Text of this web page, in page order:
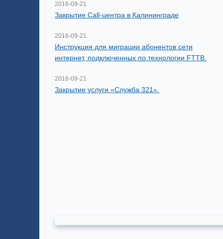
2016-09-21
Закрытие Call-центра в Калининграде
2016-09-21
Инструкция для миграции абонентов сети
интернет, подключенных по технологии FTTB.
2016-09-21
Закрытие услуги «Служба 321».